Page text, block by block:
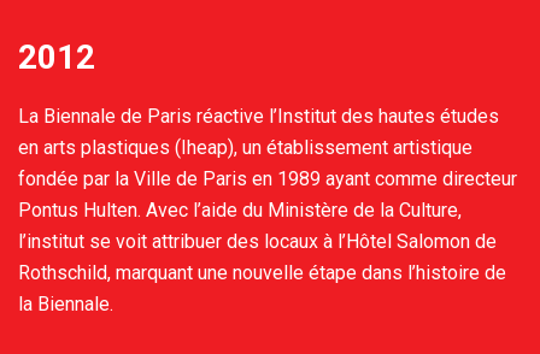
2012
La Biennale de Paris réactive l’Institut des hautes études
en arts plastiques (Iheap), un établissement artistique
fondée par la Ville de Paris en 1989 ayant comme directeur
Pontus Hulten. Avec l’aide du Ministère de la Culture,
l’institut se voit attribuer des locaux à l’Hôtel Salomon de
Rothschild, marquant une nouvelle étape dans l’histoire de
la Biennale.